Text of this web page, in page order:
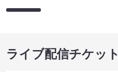
ライブ配信チケット